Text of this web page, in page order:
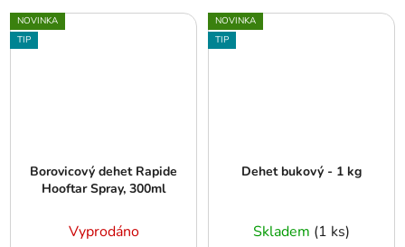
NOVINKA
TIP
Borovicový dehet Rapide
Hooftar Spray, 300ml
Vyprodáno
NOVINKA
TIP
Dehet bukový - 1 kg
Skladem (1 ks)